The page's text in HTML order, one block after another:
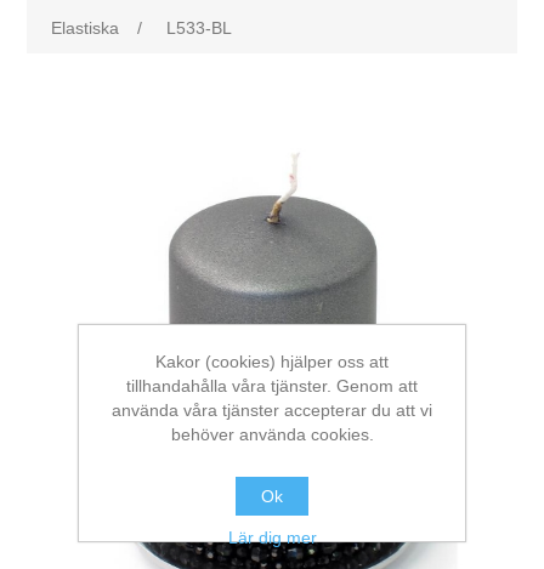
Elastiska
/ L533-BL
Kakor (cookies) hjälper oss att
tillhandahålla våra tjänster. Genom att
använda våra tjänster accepterar du att vi
behöver använda cookies.
Ok
Lär dig mer